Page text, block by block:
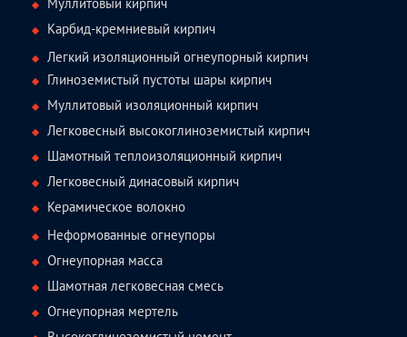
Карбид-кремниевый кирпич
Легкий изоляционный огнеупорный кирпич
Глиноземистый пустоты шары кирпич
Муллитовый изоляционный кирпич
Легковесный высокоглиноземистый кирпич
Шамотный теплоизоляционный кирпич
Легковесный динасовый кирпич
Керамическое волокно
Неформованные огнеупоры
Огнеупорная масса
Шамотная легковесная смесь
Огнеупорная мертель